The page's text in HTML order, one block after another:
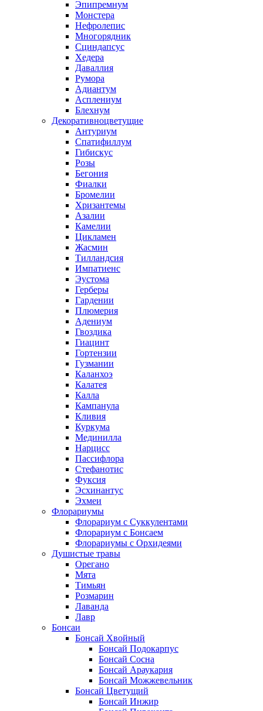
Эпипремнум
Монстера
Нефролепис
Многорядник
Сциндапсус
Хедера
Даваллия
Румора
Адиантум
Асплениум
Блехнум
Декоративноцветущие
Антуриум
Спатифиллум
Гибискус
Розы
Бегония
Фиалки
Бромелии
Хризантемы
Азалии
Камелии
Цикламен
Жасмин
Тилландсия
Импатиенс
Эустома
Герберы
Гардении
Плюмерия
Адениум
Гвоздика
Гиацинт
Гортензии
Гузмании
Каланхоэ
Калатея
Калла
Кампанула
Кливия
Куркума
Мединилла
Нарцисс
Пассифлора
Стефанотис
Фуксия
Эсхинантус
Эхмеи
Флорариумы
Флорариум с Суккулентами
Флорариум с Бонсаем
Флорариумы с Орхидеями
Душистые травы
Орегано
Мята
Тимьян
Розмарин
Лаванда
Лавр
Бонсаи
Бонсай Хвойный
Бонсай Подокарпус
Бонсай Сосна
Бонсай Араукария
Бонсай Можжевельник
Бонсай Цветущий
Бонсай Инжир